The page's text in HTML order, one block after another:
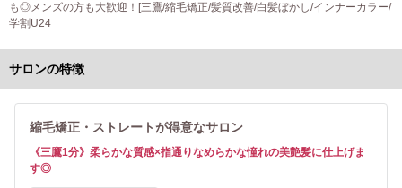
も◎メンズの方も大歓迎！[三鷹/縮毛矯正/髪質改善/白髪ぼかし/インナーカラー/
学割U24
サロンの特徴
縮毛矯正・ストレートが得意なサロン
《三鷹1分》柔らかな質感×指通りなめらかな憧れの美艶髪に仕上げま
す◎